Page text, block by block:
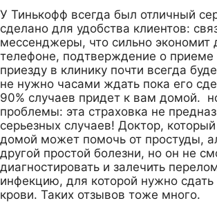
У Тинькофф всегда был отличный
сделано для удобства клиентов:
мессенджеры, что сильно экономит
телефоне, подтверждение о
приезду в клинику почти всегда
не нужно часами ждать пока его
90% случаев придет к вам домой.
проблемы: эта страховка не
серьезных случаев! Доктор,
домой может помочь от простуды,
другой простой болезни, но он не
диагностировать и залечить
инфекцию, для которой нужно сдать
крови. Таких отзывов тоже много.